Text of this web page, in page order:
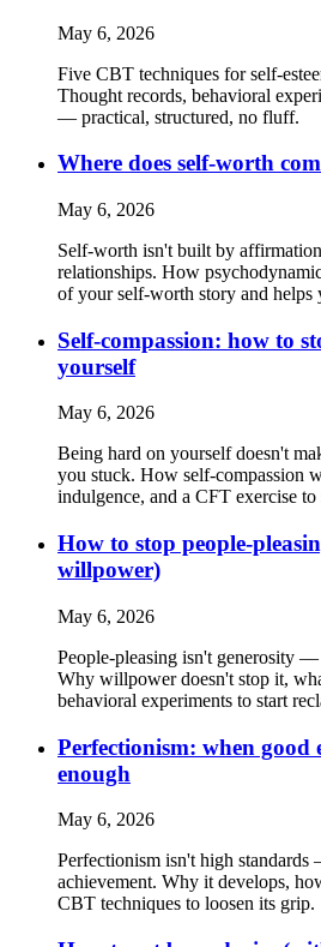
May 6, 2026
Five CBT techniques for self-
Thought records, behavioral
— practical, structured, no fluff.
Where does self-worth
May 6, 2026
Self-worth isn't built by
relationships. How
of your self-worth story and helps
Self-compassion: how to
yourself
May 6, 2026
Being hard on yourself doesn't
you stuck. How self-compassion
indulgence, and a CFT exercise to
How to stop people-
willpower)
May 6, 2026
People-pleasing isn't generosity
Why willpower doesn't stop it,
behavioral experiments to start
Perfectionism: when good
enough
May 6, 2026
Perfectionism isn't high
achievement. Why it develops,
CBT techniques to loosen its grip.